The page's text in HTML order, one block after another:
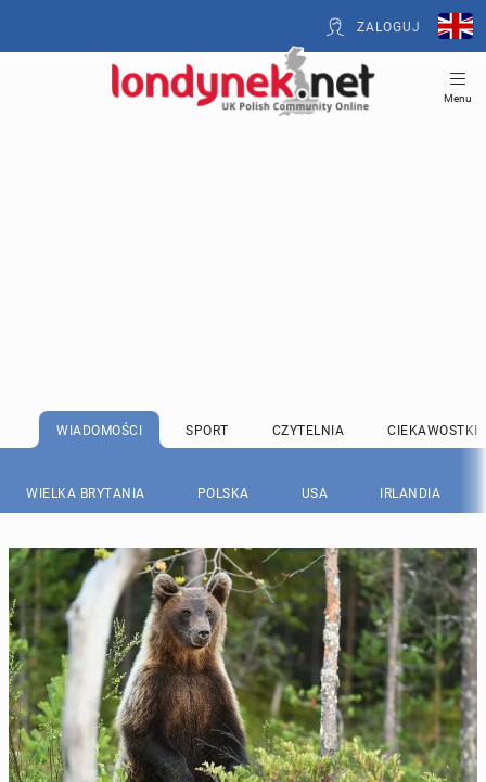
ZALOGUJ
Menu
WIADOMOŚCI SPORT CZYTELNIA CIEKAWOSTKI
WIELKA BRYTANIA POLSKA USA IRLANDIA